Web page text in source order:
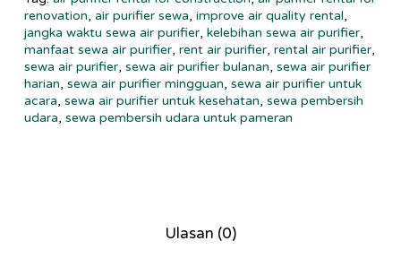
renovation, air purifier sewa, improve air quality rental,
jangka waktu sewa air purifier, kelebihan sewa air purifier,
manfaat sewa air purifier, rent air purifier, rental air purifier,
sewa air purifier, sewa air purifier bulanan, sewa air purifier
harian, sewa air purifier mingguan, sewa air purifier untuk
acara, sewa air purifier untuk kesehatan, sewa pembersih
udara, sewa pembersih udara untuk pameran
Ulasan (0)